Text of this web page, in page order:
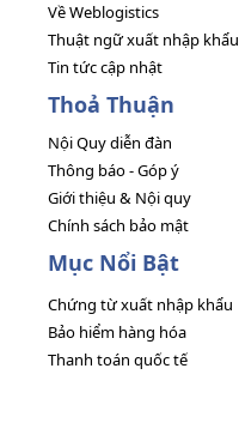
Về Weblogistics
Thuật ngữ xuất nhập khẩu
Tin tức cập nhật
Thoả Thuận
Nội Quy diễn đàn
Thông báo - Góp ý
Giới thiệu & Nội quy
Chính sách bảo mật
Mục Nổi Bật
Chứng từ xuất nhập khẩu
Bảo hiểm hàng hóa
Thanh toán quốc tế